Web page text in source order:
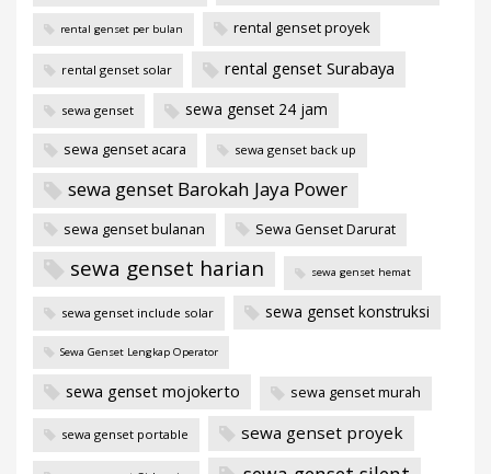
rental genset per bulan rental genset proyek
rental genset solar rental genset Surabaya
sewa genset sewa genset 24 jam
sewa genset acara sewa genset back up
sewa genset Barokah Jaya Power
sewa genset bulanan Sewa Genset Darurat
sewa genset harian sewa genset hemat
sewa genset include solar sewa genset konstruksi
Sewa Genset Lengkap Operator
sewa genset mojokerto sewa genset murah
sewa genset portable sewa genset proyek